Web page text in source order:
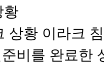
황
상황 이라크
비를 완료한